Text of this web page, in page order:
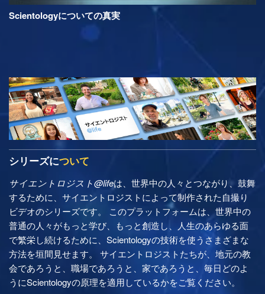
Scientologyについての真実
シリーズについて
サイエントロジスト@lifeは、世界中の人々とつながり、鼓舞
するために、サイエントロジストによって制作された自撮り
ビデオのシリーズです。 このプラットフォームは、世界中の
普通の人々がもっと学び、もっと創造し、人生のあらゆる面
で繁栄し続けるために、Scientologyの技術を使うさまざまな
方法を垣間見せます。 サイエントロジストたちが、地元の教
会であろうと、職場であろうと、家であろうと、毎日どのよ
うにScientologyの原理を適用しているかをご覧ください。